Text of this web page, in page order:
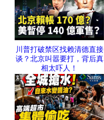
川普打破禁区找赖清德直接
谈？北京叫嚣要打，背后真
相太吓人！